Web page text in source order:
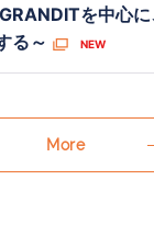
を中心
る～
More